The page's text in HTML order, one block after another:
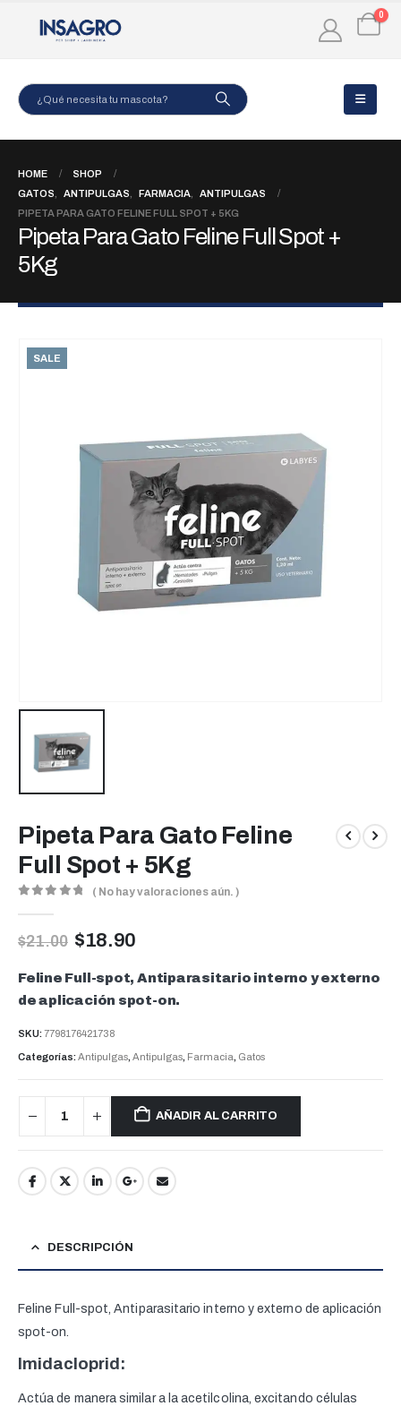
0
HOME
SHOP
GATOS
ANTIPULGAS FARMACIA
ANTIPULGAS
PIPETA PARA GATO FELINE FULL SPOT + 5KG
Pipeta Para Gato Feline Full Spot +
5Kg
SALE
Pipeta Para Gato Feline
Full Spot + 5Kg
( No hay valoraciones aún. )
$21.00 $18.90
Feline Full-spot, Antiparasitario interno y externo
de aplicación spot-on.
SKU:7798176421738
Categorías:Antipulgas, Antipulgas, Farmacia, Gatos
AÑADIR AL CARRITO
DESCRIPCIÓN
Feline Full-spot, Antiparasitario interno y externo de aplicación
spot-on.
Imidacloprid:
Actúa de manera similar a la acetilcolina, excitando células